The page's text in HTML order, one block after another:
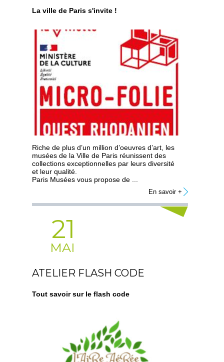
La ville de Paris s'invite !
Riche de plus d’un million d’oeuvres d’art, les
musées de la Ville de Paris réunissent des
collections exceptionnelles par leurs diversité
et leur qualité.
Paris Musées vous propose de ...
En savoir +
21
MAI
ATELIER FLASH CODE
Tout savoir sur le flash code